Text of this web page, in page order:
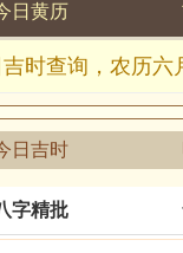
日黄历
吉时查询，农历
日吉时
字精批